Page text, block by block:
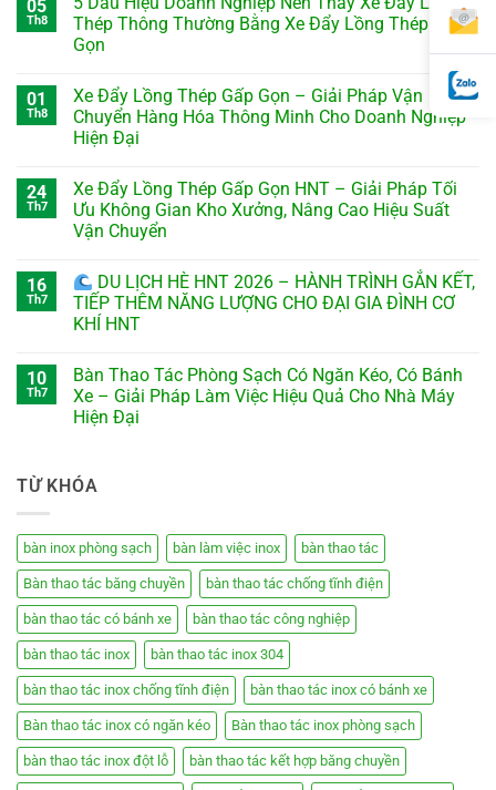
05
Th8
Thép Thông Thường Bằng Xe Đẩy Lồng Thép Gấp
Gọn
01
Th8
Xe Đẩy Lồng Thép Gấp Gọn – Giải Pháp Vận
Chuyển Hàng Hóa Thông Minh Cho Doanh Nghiệp
Hiện Đại
24
Th7
Xe Đẩy Lồng Thép Gấp Gọn HNT – Giải Pháp Tối
Ưu Không Gian Kho Xưởng, Nâng Cao Hiệu Suất
Vận Chuyển
16
Th7
DU LỊCH HÈ HNT 2026 – HÀNH TRÌNH GẮN KẾT,
TIẾP THÊM NĂNG LƯỢNG CHO ĐẠI GIA ĐÌNH CƠ
KHÍ HNT
10
Th7
Bàn Thao Tác Phòng Sạch Có Ngăn Kéo, Có Bánh
Xe – Giải Pháp Làm Việc Hiệu Quả Cho Nhà Máy
Hiện Đại
TỪ KHÓA
bàn inox phòng sạch bàn làm việc inox bàn thao tác
Bàn thao tác băng chuyền bàn thao tác chống tĩnh điện
bàn thao tác có bánh xe bàn thao tác công nghiệp
bàn thao tác inox bàn thao tác inox 304
bàn thao tác inox chống tĩnh điện bàn thao tác inox có bánh xe
Bàn thao tác inox có ngăn kéo Bàn thao tác inox phòng sạch
bàn thao tác inox đột lỗ bàn thao tác kết hợp băng chuyền